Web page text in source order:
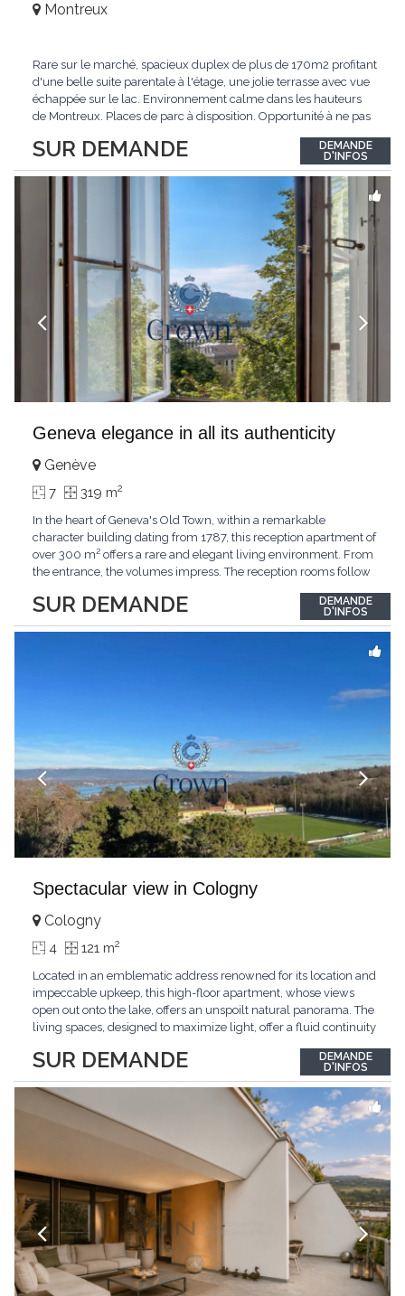
SUR DEMANDE
Montreux
Rare sur le marché, spacieux duplex de plus de 170m2 profitant
d'une belle suite parentale à l'étage, une jolie terrasse avec vue
échappée sur le lac. Environnement calme dans les hauteurs
de Montreux. Places de parc à disposition. Opportunité à ne pas
auf dem Markt, geräumiges Duplex von mehr als 170m2 mit
einer schönen...
DEMANDE
D'INFOS
Geneva elegance in all its authenticity
SUR DEMANDE
Genève
7 319 m2
In the heart of Geneva's Old Town, within a remarkable
character building dating from 1787, this reception apartment of
over 300 m² offers a rare and elegant living environment. From
the entrance, the volumes impress. The reception rooms follow
period architecture. High ceilings, finely crafted stuccoes,
moldings, woodwork, old fireplaces,...
DEMANDE
D'INFOS
Spectacular view in Cologny
SUR DEMANDE
Cologny
4 121 m2
Located in an emblematic address renowned for its location and
impeccable upkeep, this high-floor apartment, whose views
open out onto the lake, offers an unspoilt natural panorama. The
living spaces, designed to maximize light, offer a fluid continuity
comprises two bedrooms, each with its own bathroom,
guaranteeing comfort and privacy. Private...
DEMANDE
D'INFOS